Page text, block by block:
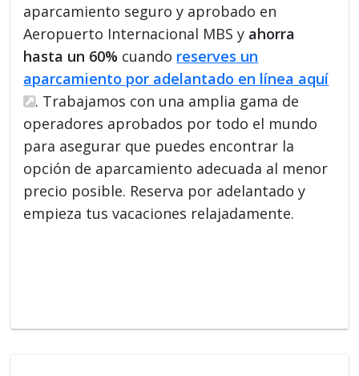
aparcamiento seguro y aprobado en
Aeropuerto Internacional MBS y ahorra
hasta un 60% cuando reserves un
aparcamiento por adelantado en línea aquí
. Trabajamos con una amplia gama de
operadores aprobados por todo el mundo
para asegurar que puedes encontrar la
opción de aparcamiento adecuada al menor
precio posible. Reserva por adelantado y
empieza tus vacaciones relajadamente.